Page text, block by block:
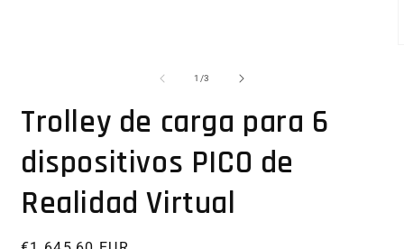
1 /de
3
Trolley de carga para 6
dispositivos PICO de
Realidad Virtual